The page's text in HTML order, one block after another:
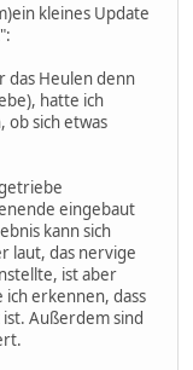
kleines Update
das Heulen denn
hatte ich
ob sich etwas
eingebaut
kann sich
laut, das nervige
ist aber
ich erkennen, dass
Außerdem sind